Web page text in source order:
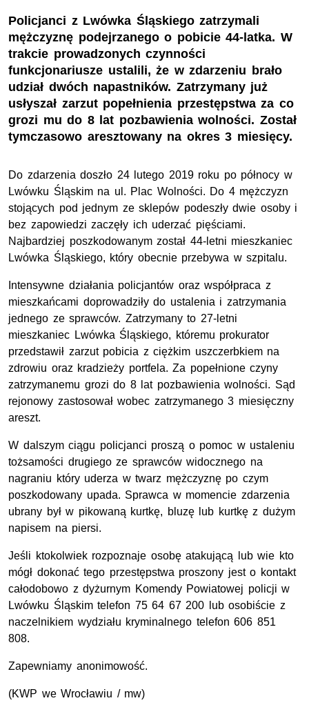
Policjanci z Lwówka Śląskiego zatrzymali
mężczyznę podejrzanego o pobicie 44-latka. W
trakcie prowadzonych czynności
funkcjonariusze ustalili, że w zdarzeniu brało
udział dwóch napastników. Zatrzymany już
usłyszał zarzut popełnienia przestępstwa za co
grozi mu do 8 lat pozbawienia wolności. Został
tymczasowo aresztowany na okres 3 miesięcy.
Do zdarzenia doszło 24 lutego 2019 roku po północy w
Lwówku Śląskim na ul. Plac Wolności. Do 4 mężczyzn
stojących pod jednym ze sklepów podeszły dwie osoby i
bez zapowiedzi zaczęły ich uderzać pięściami.
Najbardziej poszkodowanym został 44-letni mieszkaniec
Lwówka Śląskiego, który obecnie przebywa w szpitalu.
Intensywne działania policjantów oraz współpraca z
mieszkańcami doprowadziły do ustalenia i zatrzymania
jednego ze sprawców. Zatrzymany to 27-letni
mieszkaniec Lwówka Śląskiego, któremu prokurator
przedstawił zarzut pobicia z ciężkim uszczerbkiem na
zdrowiu oraz kradzieży portfela. Za popełnione czyny
zatrzymanemu grozi do 8 lat pozbawienia wolności. Sąd
rejonowy zastosował wobec zatrzymanego 3 miesięczny
areszt.
W dalszym ciągu policjanci proszą o pomoc w ustaleniu
tożsamości drugiego ze sprawców widocznego na
nagraniu który uderza w twarz mężczyznę po czym
poszkodowany upada. Sprawca w momencie zdarzenia
ubrany był w pikowaną kurtkę, bluzę lub kurtkę z dużym
napisem na piersi.
Jeśli ktokolwiek rozpoznaje osobę atakującą lub wie kto
mógł dokonać tego przestępstwa proszony jest o kontakt
całodobowo z dyżurnym Komendy Powiatowej policji w
Lwówku Śląskim telefon 75 64 67 200 lub osobiście z
naczelnikiem wydziału kryminalnego telefon 606 851
808.
Zapewniamy anonimowość.
(KWP we Wrocławiu / mw)